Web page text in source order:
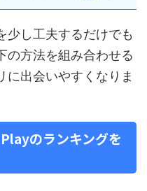
少し工夫するだけでも
の方法を組み合わせる
に出会いやすくなりま
のランキングを